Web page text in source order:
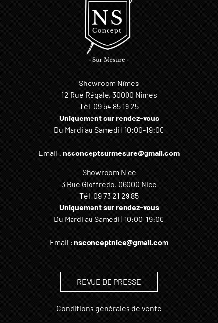
Showroom Nîmes
12 Rue Régale, 30000 Nîmes
Tél. 09 54 85 19 25
Uniquement sur rendez-vous
Du Mardi au Samedi | 10:00–19:00
Email : nsconceptsurmesure@gmail.com
Showroom Nice
3 Rue Gioffredo, 06000 Nice
Tél. 09 73 21 29 85
Uniquement sur rendez-vous
Du Mardi au Samedi | 10:00–19:00
Email : nsconceptnice@gmail.com
REVUE DE PRESSE
Conditions générales de vente